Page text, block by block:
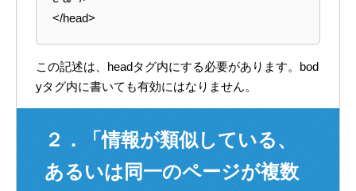
</head>
この記述は、headタグ内にする必要があります。bod
yタグ内に書いても有効にはなりません。
２．「情報が類似している、
あるいは同一のページが複数